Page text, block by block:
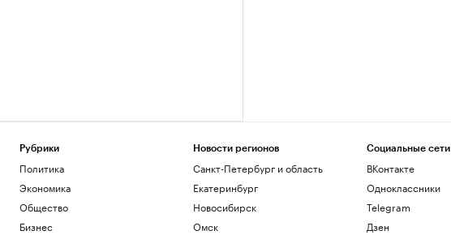
Рубрики
Политика
Экономика
Общество
Бизнес
Новости регионов
Санкт-Петербург и область
Екатеринбург
Новосибирск
Омск
Социальные сети
ВКонтакте
Одноклассники
Telegram
Дзен